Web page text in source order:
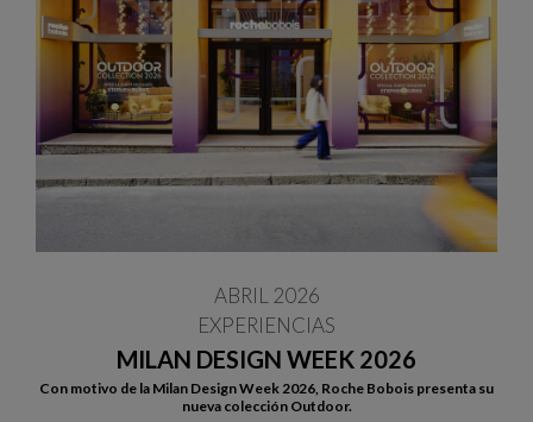
MILAN DESIGN WEEK 2026
ABRIL 2026
EXPERIENCIAS
Con motivo de la Milan Design Week 2026, Roche Bobois presenta su
nueva colección Outdoor.